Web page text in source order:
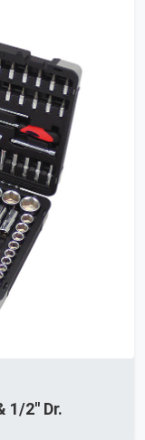
1/2'' Dr.